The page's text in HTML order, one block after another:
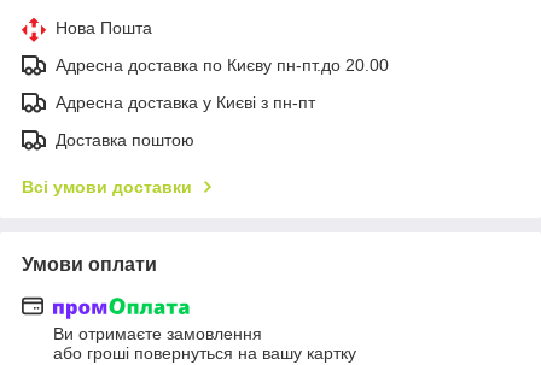
Нова Пошта
Адресна доставка по Києву пн-пт.до 20.00
Адресна доставка у Києві з пн-пт
Доставка поштою
Всі умови доставки
Умови оплати
Ви отримаєте замовлення
або гроші повернуться на вашу картку